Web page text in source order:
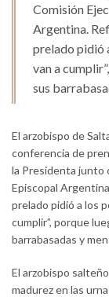
Comisión
Argentina.
prelado pidió
van a
sus
El arzobispo de
conferencia de
la Presidenta junto
Episcopal
prelado pidió a los
cumplir”, porque
barrabasadas y
El arzobispo
madurez en las